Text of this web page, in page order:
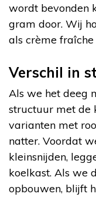
wordt bevonden
gram door. Wij
als crème
Verschil in
Als we het deeg
structuur met de
varianten met
natter. Voordat
kleinsnijden,
koelkast. Als we
opbouwen, blijft